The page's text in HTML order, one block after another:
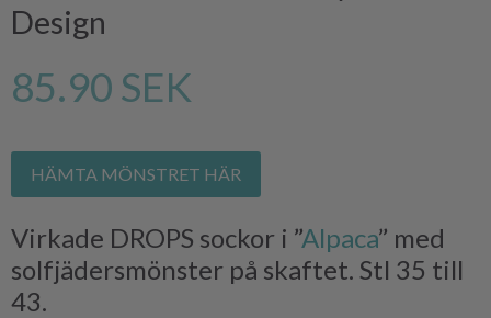
Design
85.90 SEK
HÄMTA MÖNSTRET HÄR
Virkade DROPS sockor i ”Alpaca” med
solfjädersmönster på skaftet. Stl 35 till
43.